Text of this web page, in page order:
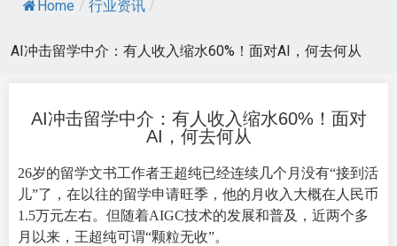
Home / 行业资讯 /
AI冲击留学中介：有人收入缩水60%！面对AI，何去何从
AI冲击留学中介：有人收入缩水60%！面对
AI，何去何从
26岁的留学文书工作者王超纯已经连续几个月没有“接到活
儿”了，在以往的留学申请旺季，他的月收入大概在人民币
1.5万元左右。但随着AIGC技术的发展和普及，近两个多
月以来，王超纯可谓“颗粒无收”。